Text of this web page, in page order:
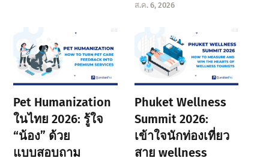
ส.ค. 6, 2026
Pet Humanization
ในไทย 2026: รู้ใจ
“น้อง” ด้วย
แบบสอบถาม
Phuket Wellness
Summit 2026:
เข้าใจนักท่องเที่ยว
สาย wellness